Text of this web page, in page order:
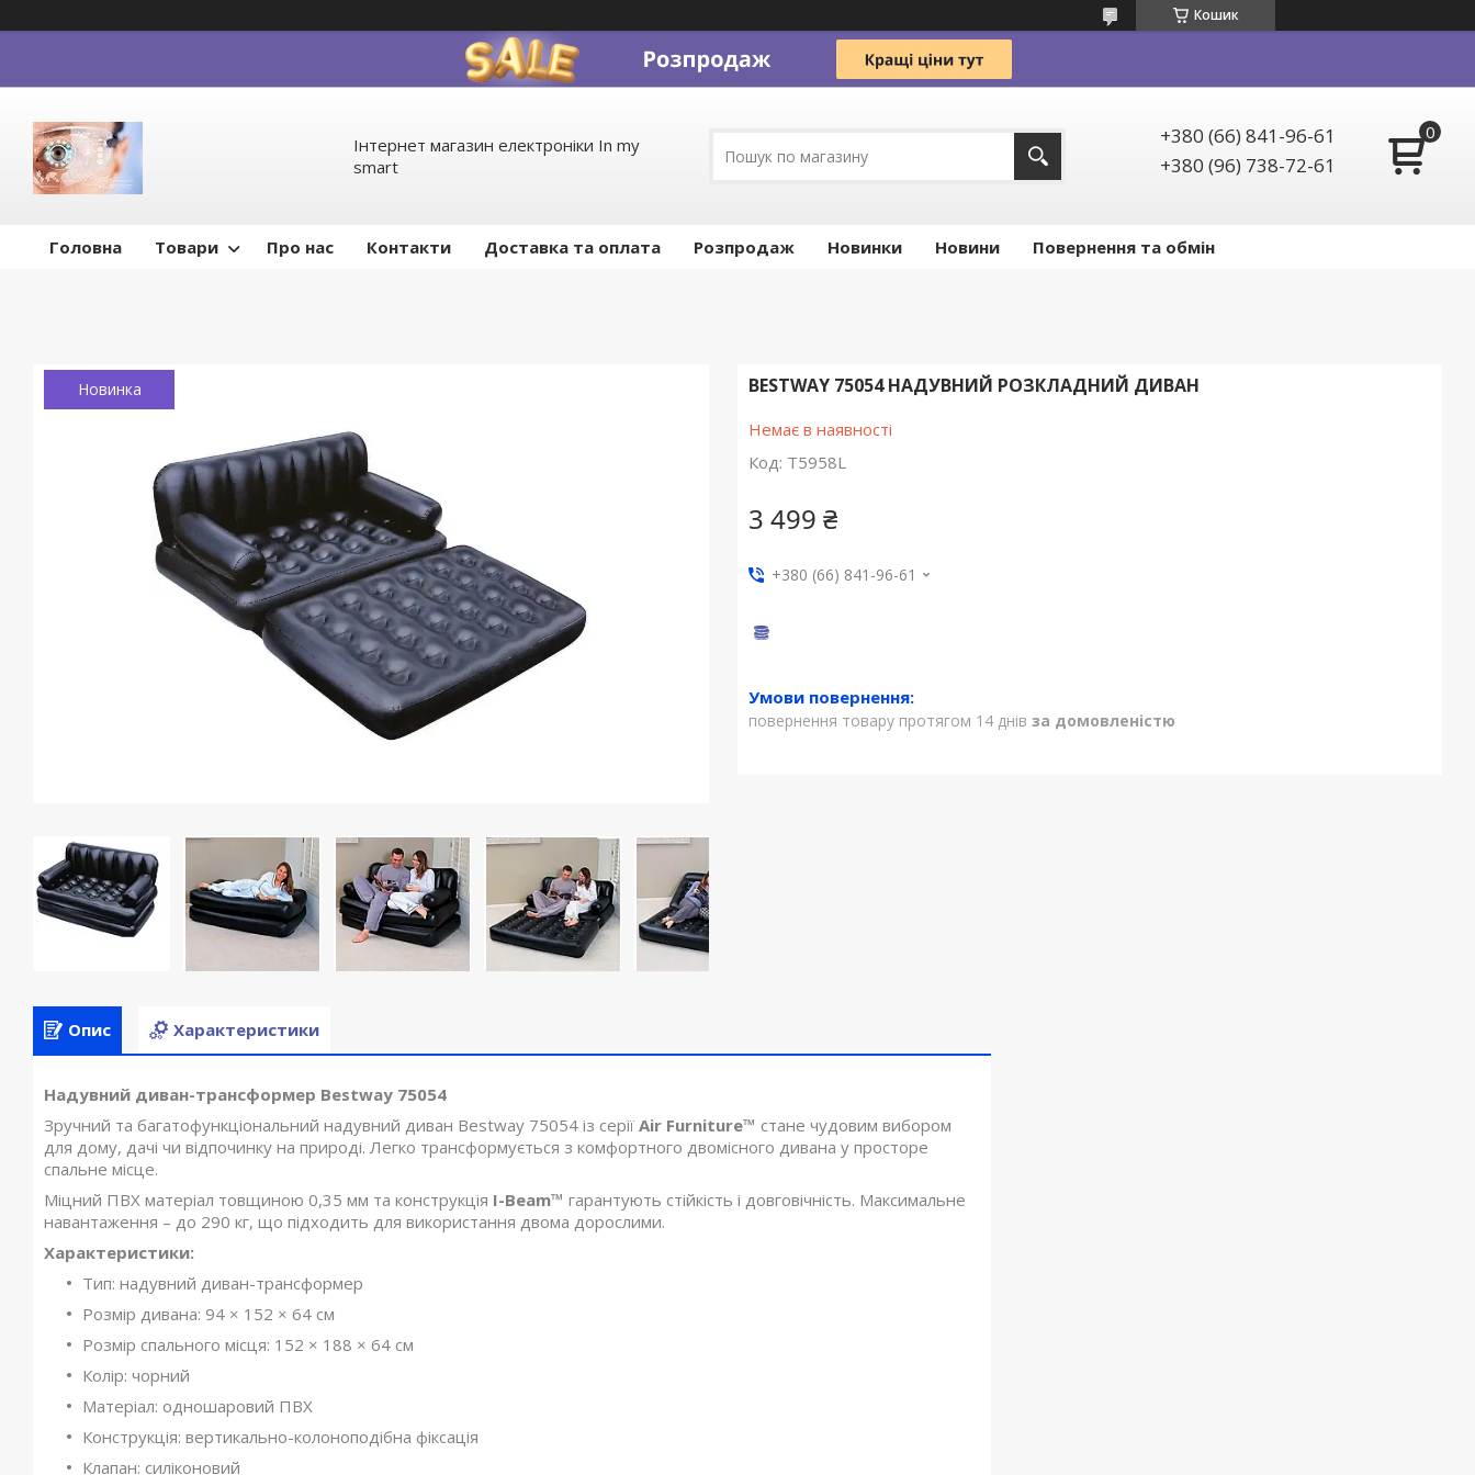
Кошик
Інтернет магазин електроніки In my
smart
+380 (66) 841-96-61
+380 (96) 738-72-61
Головна Товари Про нас Контакти Доставка та оплата Pозпродаж Новинки Новини Повернення та обмін
Новинка BESTWAY 75054 НАДУВНИЙ РОЗКЛАДНИЙ ДИВАН
Немає в наявності
Код: T5958L
3 499 ₴
+380 (66) 841-96-61
повернення товару протягом 14 днів за домовленістю
Опис Характеристики
Надувний диван-трансформер Bestway 75054
Зручний та багатофункціональний надувний диван Bestway 75054 із серії Air Furniture™ стане чудовим вибором
для дому, дачі чи відпочинку на природі. Легко трансформується з комфортного двомісного дивана у просторе
спальне місце.
Міцний ПВХ матеріал товщиною 0,35 мм та конструкція I-Beam™ гарантують стійкість і довговічність. Максимальне
навантаження – до 290 кг, що підходить для використання двома дорослими.
Характеристики:
Тип: надувний диван-трансформер
Розмір дивана: 94 × 152 × 64 см
Розмір спального місця: 152 × 188 × 64 см
Колір: чорний
Матеріал: одношаровий ПВХ
Конструкція: вертикально-колоноподібна фіксація
Клапан: силіконовий